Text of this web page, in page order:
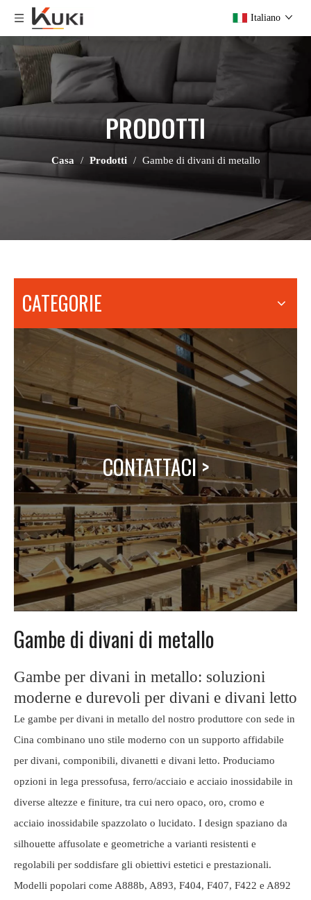
Italiano
PRODOTTI
Casa / Prodotti / Gambe di divani di metallo
CATEGORIE
CONTATTACI >
Gambe di divani di metallo
Gambe per divani in metallo: soluzioni
moderne e durevoli per divani e divani letto
Le gambe per divani in metallo del nostro produttore con sede in
Cina combinano uno stile moderno con un supporto affidabile
per divani, componibili, divanetti e divani letto. Produciamo
opzioni in lega pressofusa, ferro/acciaio e acciaio inossidabile in
diverse altezze e finiture, tra cui nero opaco, oro, cromo e
acciaio inossidabile spazzolato o lucidato. I design spaziano da
silhouette affusolate e geometriche a varianti resistenti e
regolabili per soddisfare gli obiettivi estetici e prestazionali.
Modelli popolari come A888b, A893, F404, F407, F422 e A892